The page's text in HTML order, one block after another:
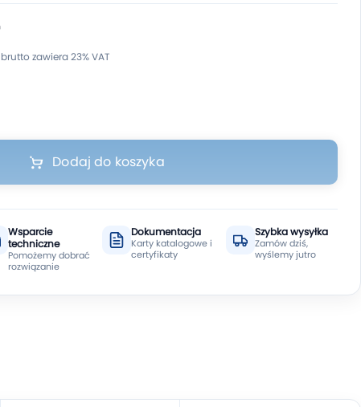
Dodaj do koszyka
Wsparcie
techniczne
Pomożemy dobrać
rozwiązanie
Dokumentacja
Karty katalogowe i
certyfikaty
Szybka wysyłka
Zamów dziś,
wyślemy jutro